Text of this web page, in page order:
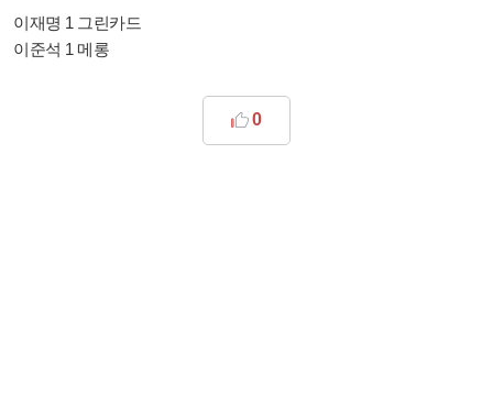
이재명 1 그린카드
이준석 1 메롱
0